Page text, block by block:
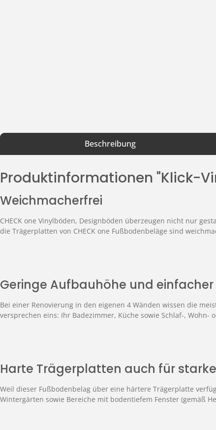
Beschreibung
Produktinformationen "Klick-
Weichmacherfrei
CHECK one Vinylböden, Designböden überzeugen nicht nur
die Trägerplatten von CHECK one Fußbodenbeläge sind
Geringe Aufbauhöhe und
Bei einer Renovierung in den eigenen 4 Wänden wissen die
versprechen eins: Ihr Badezimmer, Küche sowie Schlaf-,
Harte Trägerplatten auch für
Weil dieser Fußbodenbelag über eine härtere Trägerplatte
Wintergärten sowie Bereiche mit bodentiefem Fenster (gemäß